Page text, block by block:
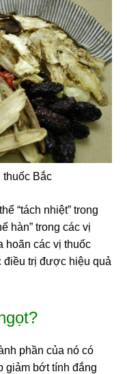
thuốc Bắc
“tách nhiệt” trong
hàn” trong các vị
hoãn các vị thuốc
điều trị được hiệu quả
phần của nó có
giảm bớt tính đắng